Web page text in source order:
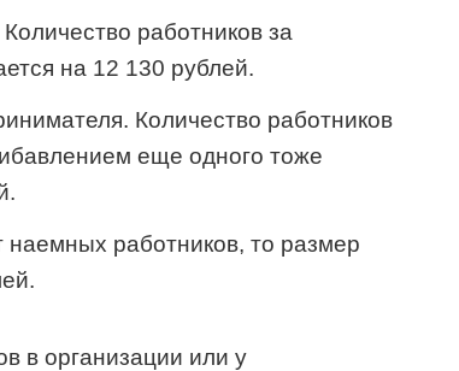
работников за
на 12 130 рублей.
Количество работников
еще одного тоже
работников, то размер
в организации или у